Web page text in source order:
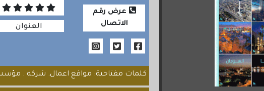
عرض رقم
الاتصال
العنوان
كلمات مفتاحية: مواقع اعمال. شركه .